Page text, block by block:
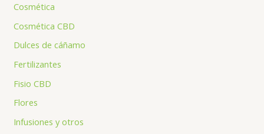
Cosmética
Cosmética CBD
Dulces de cáñamo
Fertilizantes
Fisio CBD
Flores
Infusiones y otros